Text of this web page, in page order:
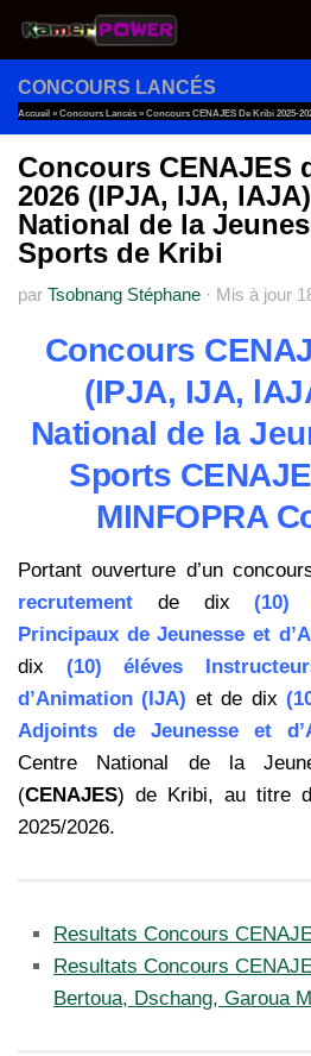
Au dessous du contenu
CONCOURS LANCÉS
Accueil » Concours Lancés » Concours CENAJES De Kribi 2025-
Jeunesse Et Des Sports De Kribi
Concours CENAJES
2026 (IPJA, IJA,
National de la
Sports de Kribi
par Tsobnang Stéphane · Mis à jour
Concours
(IPJA, IJA,
National de la
Sports
MINFOPRA
Portant ouverture d’un
recrutement de dix (10)
Principaux de Jeunesse et
dix (10) éléves
d’Animation (IJA) et de dix
Adjoints de Jeunesse et
Centre National de la
(CENAJES) de Kribi, au titre
2025/2026.
Resultats Concours
Resultats Concours
Bertoua, Dschang, Garoua